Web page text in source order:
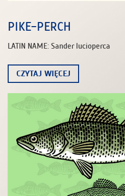
PIKE-PERCH
LATIN NAME: Sander lucioperca
CZYTAJ WIĘCEJ